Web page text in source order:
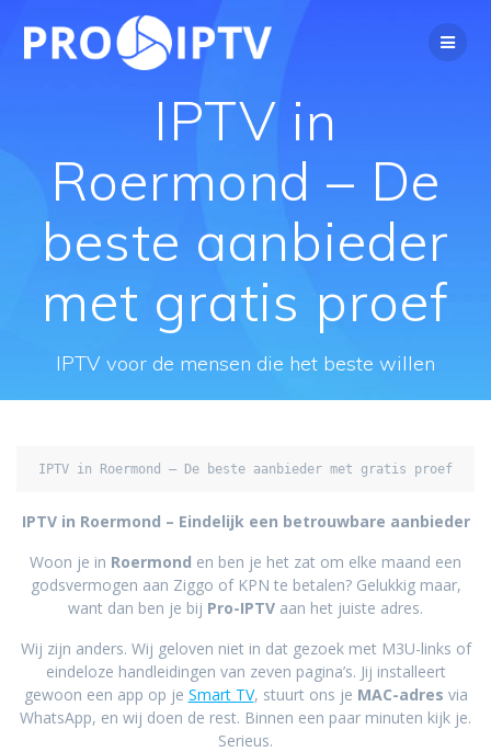
naar
de
IPTV in
Roermond – De
beste aanbieder
met gratis proef
IPTV voor de mensen die het beste willen
IPTV in Roermond – Eindelijk een betrouwbare aanbieder
Woon je in Roermond en ben je het zat om elke maand een
godsvermogen aan Ziggo of KPN te betalen? Gelukkig maar,
want dan ben je bij Pro-IPTV aan het juiste adres.
Wij zijn anders. Wij geloven niet in dat gezoek met M3U-links of
eindeloze handleidingen van zeven pagina’s. Jij installeert
gewoon een app op je Smart TV, stuurt ons je MAC-adres via
WhatsApp, en wij doen de rest. Binnen een paar minuten kijk je.
Serieus.